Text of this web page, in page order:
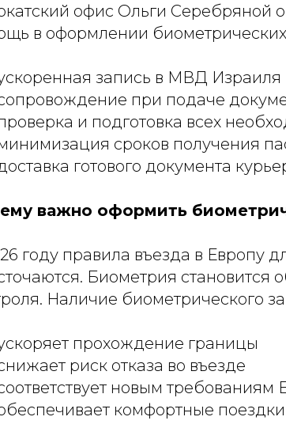
офис Ольги Серебряной
в оформлении
запись в МВД Израиля
при подаче
и подготовка всех
сроков получения
готового документа
важно оформить
году правила въезда в Европу
Биометрия становится
Наличие биометрического
прохождение границы
риск отказа во въезде
новым требованиям
комфортные поездки